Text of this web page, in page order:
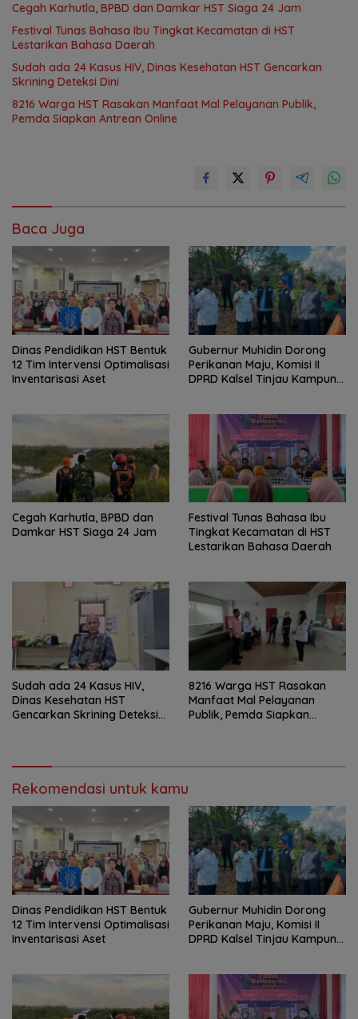
Cegah Karhutla, BPBD dan Damkar HST Siaga 24 Jam
Festival Tunas Bahasa Ibu Tingkat Kecamatan di HST
Lestarikan Bahasa Daerah
Sudah ada 24 Kasus HIV, Dinas Kesehatan HST Gencarkan
Skrining Deteksi Dini
8216 Warga HST Rasakan Manfaat Mal Pelayanan Publik,
Pemda Siapkan Antrean Online
Baca Juga
Dinas Pendidikan HST Bentuk
12 Tim Intervensi Optimalisasi
Inventarisasi Aset
Gubernur Muhidin Dorong
Perikanan Maju, Komisi II
DPRD Kalsel Tinjau Kampung
Cegah Karhutla, BPBD dan
Damkar HST Siaga 24 Jam
Festival Tunas Bahasa Ibu
Tingkat Kecamatan di HST
Lestarikan Bahasa Daerah
Sudah ada 24 Kasus HIV,
Dinas Kesehatan HST
Gencarkan Skrining Deteksi
8216 Warga HST Rasakan
Manfaat Mal Pelayanan
Publik, Pemda Siapkan
Rekomendasi untuk kamu
Dinas Pendidikan HST Bentuk
12 Tim Intervensi Optimalisasi
Inventarisasi Aset
Gubernur Muhidin Dorong
Perikanan Maju, Komisi II
DPRD Kalsel Tinjau Kampung